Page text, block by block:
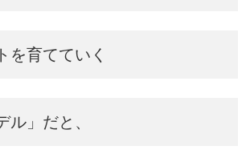
を育てていく
ル」だと、